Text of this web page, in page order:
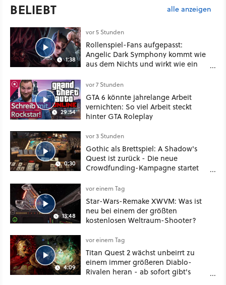
BELIEBT alle anzeigen
1:38
vor 5 Stunden
Rollenspiel-Fans aufgepasst:
Angelic Dark Symphony kommt wie
aus dem Nichts und wirkt wie ein
Mass Effect
29:54
vor 7 Stunden
GTA 6 könnte jahrelange Arbeit
vernichten: So viel Arbeit steckt
hinter GTA Roleplay
0:30
vor 3 Stunden
Gothic als Brettspiel: A Shadow's
Quest ist zurück - Die neue
Crowdfunding-Kampagne startet
13:48
vor einem Tag
Star-Wars-Remake XWVM: Was ist
neu bei einem der größten
kostenlosen Weltraum-Shooter?
4:09
vor einem Tag
Titan Quest 2 wächst unbeirrt zu
einem immer größeren Diablo-
Rivalen heran - ab sofort gibt's